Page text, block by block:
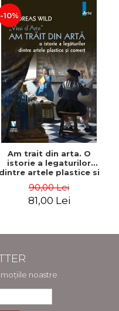
-10%
Am trait din arta. O
istorie a legaturilor
dintre artele plastice si
comert - Andreas Wild
90,00 Lei
81,00 Lei
noastre